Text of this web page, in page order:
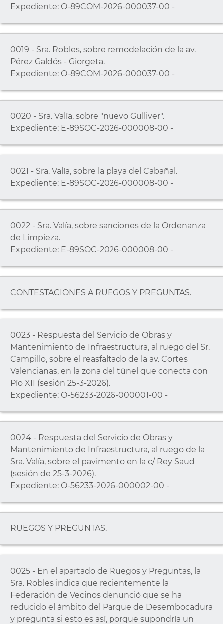
Expediente: O-89COM-2026-000037-00 -
0019 - Sra. Robles, sobre remodelación de la av.
Pérez Galdós - Giorgeta.
Expediente: O-89COM-2026-000037-00 -
0020 - Sra. Valía, sobre "nuevo Gulliver".
Expediente: E-89SOC-2026-000008-00 -
0021 - Sra. Valía, sobre la playa del Cabañal.
Expediente: E-89SOC-2026-000008-00 -
0022 - Sra. Valía, sobre sanciones de la Ordenanza
de Limpieza.
Expediente: E-89SOC-2026-000008-00 -
CONTESTACIONES A RUEGOS Y PREGUNTAS.
0023 - Respuesta del Servicio de Obras y
Mantenimiento de Infraestructura, al ruego del Sr.
Campillo, sobre el reasfaltado de la av. Cortes
Valencianas, en la zona del túnel que conecta con
Pío XII (sesión 25-3-2026).
Expediente: O-56233-2026-000001-00 -
0024 - Respuesta del Servicio de Obras y
Mantenimiento de Infraestructura, al ruego de la
Sra. Valía, sobre el pavimento en la c/ Rey Saud
(sesión de 25-3-2026).
Expediente: O-56233-2026-000002-00 -
RUEGOS Y PREGUNTAS.
0025 - En el apartado de Ruegos y Preguntas, la
Sra. Robles indica que recientemente la
Federación de Vecinos denunció que se ha
reducido el ámbito del Parque de Desembocadura
y pregunta si esto es así, porque supondría un